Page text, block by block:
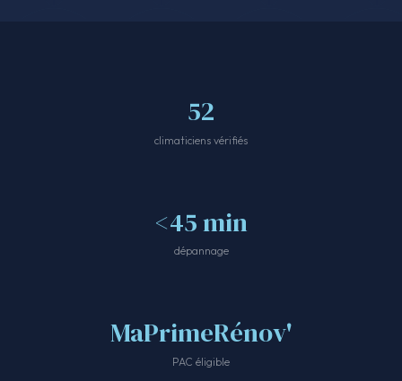
52
climaticiens vérifiés
<45 min
dépannage
MaPrimeRénov'
PAC éligible